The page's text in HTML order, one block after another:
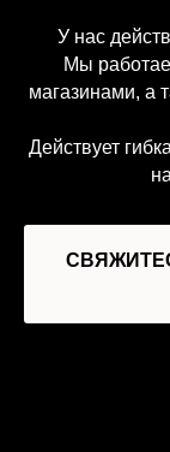
У нас
Мы
магазинами, а
Действует